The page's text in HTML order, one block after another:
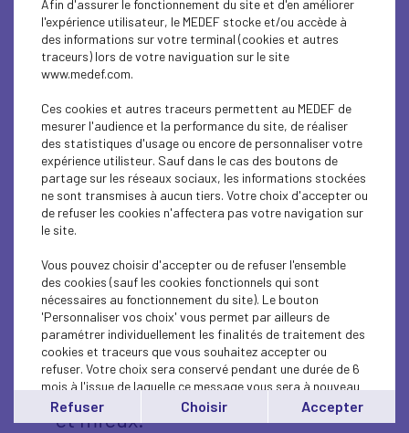
l’ANRT et le Medef à l’Institut
de France, en coopération
avec France Industrie, France
innovation, le comité Richelieu
et les principales associations
et réseaux de la recherche
partenariale ; ont rassemblé
dirigeants, chercheurs,
universitaires et
parlementaires autour d’une
conviction partagée : faciliter
les coopérations entre les
entreprises et la recherche
publique et en amplifier le
mouvement pour innover plus
et mieux.
Afin d'assurer le fonctionnement du site et d'en améliorer
l'expérience utilisateur, le MEDEF stocke et/ou accède à
des informations sur votre terminal (cookies et autres
traceurs) lors de votre naviguation sur le site
www.medef.com.
Ces cookies et autres traceurs permettent au MEDEF de
mesurer l'audience et la performance du site, de réaliser
des statistiques d'usage ou encore de personnaliser votre
expérience utilisteur. Sauf dans le cas des boutons de
partage sur les réseaux sociaux, les informations stockées
ne sont transmises à aucun tiers. Votre choix d'accepter ou
de refuser les cookies n'affectera pas votre navigation sur
le site.
Vous pouvez choisir d'accepter ou de refuser l'ensemble
des cookies (sauf les cookies fonctionnels qui sont
nécessaires au fonctionnement du site). Le bouton
'Personnaliser vos choix' vous permet par ailleurs de
paramétrer individuellement les finalités de traitement des
cookies et traceurs que vous souhaitez accepter ou
refuser. Votre choix sera conservé pendant une durée de 6
mois à l'issue de laquelle ce message vous sera à nouveau
affiché..
Vous pouvez modifier votre choix à tout moment en
Refuser Choisir Accepter